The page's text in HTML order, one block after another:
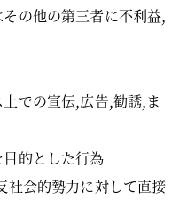
の他の第三者に不利益,
での宣伝,広告,勧誘,ま
的とした行為
社会的勢力に対して直接